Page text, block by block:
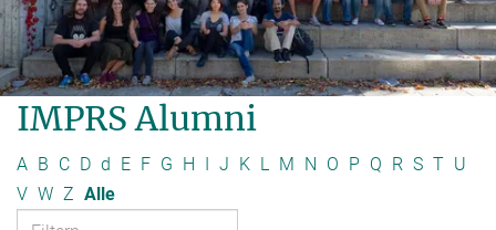
IMPRS Alumni
A B C D d E F G H J K L M N O P Q R S T U
V W Z Alle